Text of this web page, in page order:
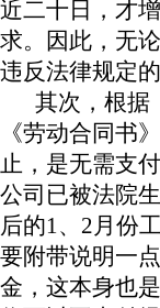
近二十日，才
求。因此，无
违反法律规定
其次，根据
《劳动合同书
止，是无需支
公司已被法院
后的1、 2月份
要附带说明一
金，这本身也